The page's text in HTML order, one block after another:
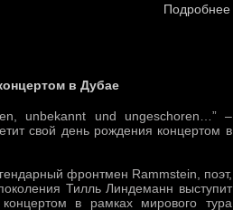
Подробнее
в Дубае
unbekannt und ungeschoren…” –
свой день рождения концертом в
фронтмен Rammstein, поэт,
Тилль Линдеманн выступит
в рамках мирового тура